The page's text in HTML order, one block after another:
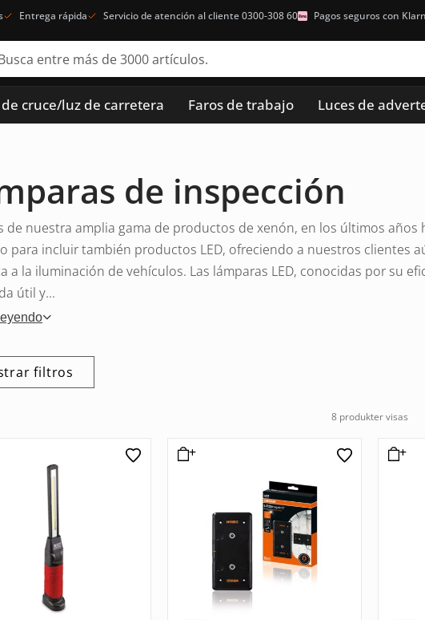
Entrega rápida Servicio de atención al cliente 0300-308 60 Pagos seguros con
cruce/luz de carretera Faros de trabajo Luces de
de inspección
de nuestra amplia gama de productos de xenón, en los últimos
para incluir también productos LED, ofreciendo a nuestros clientes
a la iluminación de vehículos. Las lámparas LED, conocidas por su
útil y...
filtros
8 produkter visas